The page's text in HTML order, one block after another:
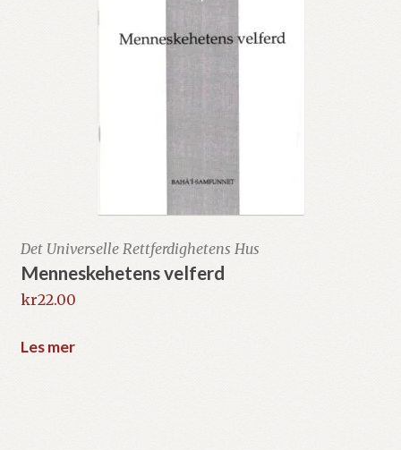
Det Universelle Rettferdighetens Hus
Menneskehetens velferd
kr22.00
Les mer